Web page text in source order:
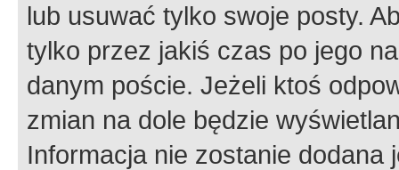
lub usuwać tylko swoje posty.
tylko przez jakiś czas po jego
danym poście. Jeżeli ktoś
zmian na dole będzie
Informacja nie zostanie dodana